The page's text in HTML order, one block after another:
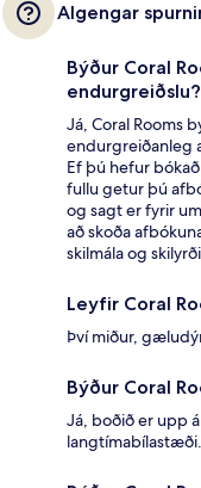
Algengar
Býður Coral
endurgreiðslu?
Já, Coral Rooms
endurgreiðanleg
Ef þú hefur
fullu getur þú
og sagt er fyrir
að skoða
skilmála og
Leyfir Coral
Því miður,
Býður Coral
Já, boðið er upp